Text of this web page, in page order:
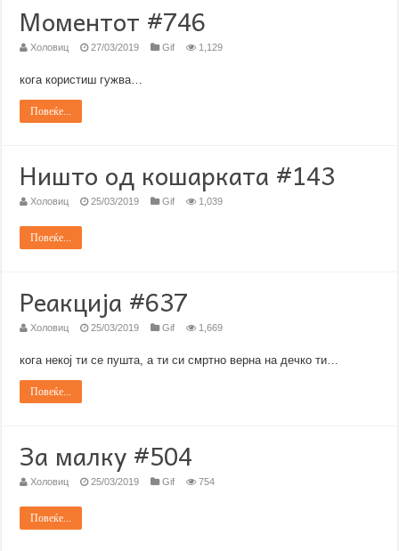
Моментот #746
Холовиц 27/03/2019 Gif 1,129
кога користиш гужва…
Повеќе...
Ништо од кошарката #143
Холовиц 25/03/2019 Gif 1,039
Повеќе...
Реакција #637
Холовиц 25/03/2019 Gif 1,669
кога некој ти се пушта, а ти си смртно верна на дечко ти…
Повеќе...
За малку #504
Холовиц 25/03/2019 Gif 754
Повеќе...